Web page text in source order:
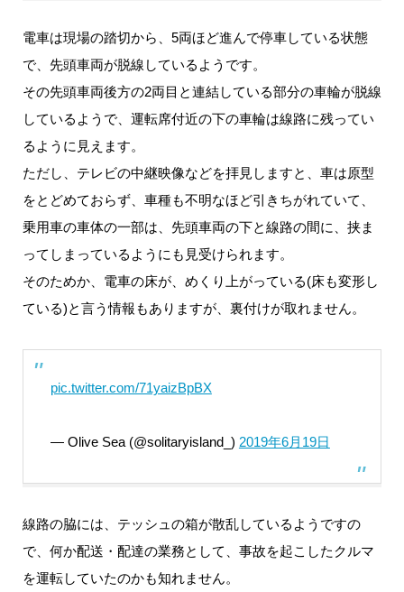
電車は現場の踏切から、5両ほど進んで停車している状態
で、先頭車両が脱線しているようです。
その先頭車両後方の2両目と連結している部分の車輪が脱線
しているようで、運転席付近の下の車輪は線路に残ってい
るように見えます。
ただし、テレビの中継映像などを拝見しますと、車は原型
をとどめておらず、車種も不明なほど引きちがれていて、
乗用車の車体の一部は、先頭車両の下と線路の間に、挟ま
ってしまっているようにも見受けられます。
そのためか、電車の床が、めくり上がっている(床も変形し
ている)と言う情報もありますが、裏付けが取れません。
pic.twitter.com/71yaizBpBX
— Olive Sea (@solitaryisland_) 2019年6月19日
線路の脇には、テッシュの箱が散乱しているようですの
で、何か配送・配達の業務として、事故を起こしたクルマ
を運転していたのかも知れません。